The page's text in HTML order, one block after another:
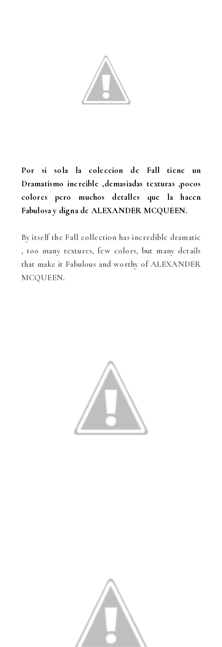
Por si sola la coleccion de Fall tiene un
Dramatismo increible ,demasiadas texturas ,pocos
colores pero muchos detalles que la hacen
Fabulosa y digna de ALEXANDER MCQUEEN.
By itself the Fall collection has incredible dramatic
, too many textures, few colors, but many details
that make it Fabulous and worthy of ALEXANDER
MCQUEEN.